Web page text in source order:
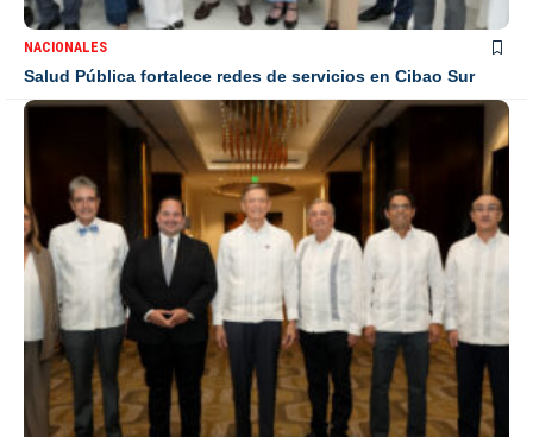
NACIONALES
Salud Pública fortalece redes de servicios en Cibao Sur